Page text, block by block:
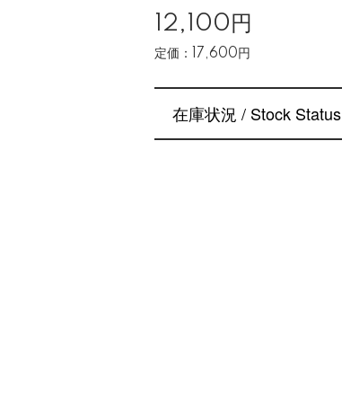
12,100円
定価：17,600円
在庫状況 / Stock Status